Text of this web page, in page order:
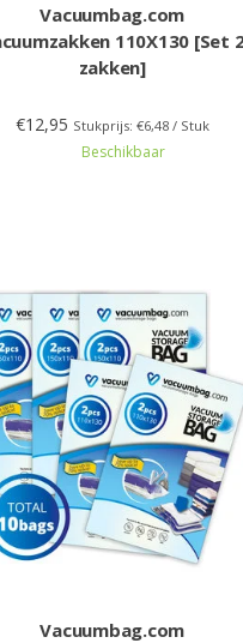
Vacuumbag.com
110X130 [Set
zakken]
€12,95 Stukprijs: €6,48 / Stuk
Beschikbaar
Vacuumbag.com